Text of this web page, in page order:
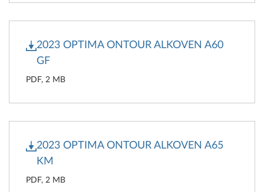
2023 OPTIMA ONTOUR ALKOVEN A60
GF
PDF, 2 MB
2023 OPTIMA ONTOUR ALKOVEN A65
KM
PDF, 2 MB